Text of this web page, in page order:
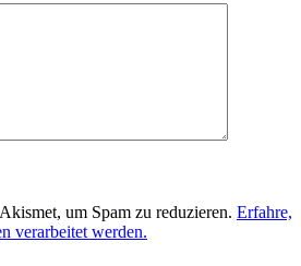
um Spam zu reduzieren. Erfahre,
verarbeitet werden.